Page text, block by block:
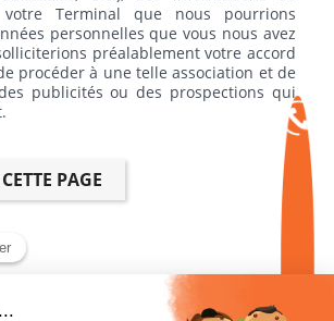
Terminal que nous pourrions
personnelles que vous nous avez
préalablement votre accord
procéder à une telle association et de
publicités ou des prospections qui